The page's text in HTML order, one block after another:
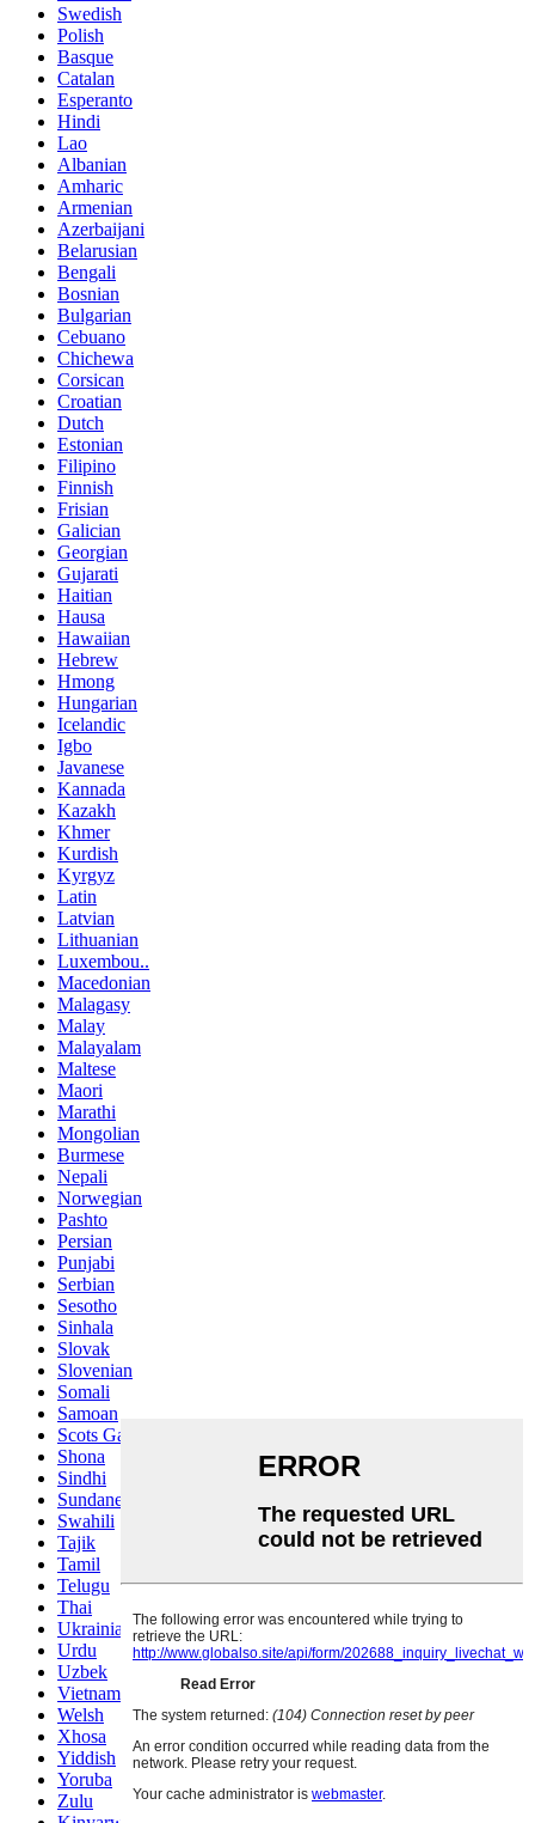
Swedish
Polish
Basque
Catalan
Esperanto
Hindi
Lao
Albanian
Amharic
Armenian
Azerbaijani
Belarusian
Bengali
Bosnian
Bulgarian
Cebuano
Chichewa
Corsican
Croatian
Dutch
Estonian
Filipino
Finnish
Frisian
Galician
Georgian
Gujarati
Haitian
Hausa
Hawaiian
Hebrew
Hmong
Hungarian
Icelandic
Igbo
Javanese
Kannada
Kazakh
Khmer
Kurdish
Kyrgyz
Latin
Latvian
Lithuanian
Luxembou..
Macedonian
Malagasy
Malay
Malayalam
Maltese
Maori
Marathi
Mongolian
Burmese
Nepali
Norwegian
Pashto
Persian
Punjabi
Serbian
Sesotho
Sinhala
Slovak
Slovenian
Somali
Samoan
Scots Gaelic
Shona
Sindhi
Sundanese
Swahili
Tajik
Tamil
Telugu
Thai
Ukrainian
Urdu
Uzbek
Vietnamese
Welsh
Xhosa
Yiddish
Yoruba
Zulu